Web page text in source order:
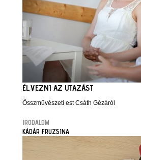
ÉLVEZNI AZ UTAZÁST
Összművészeti est Csáth Gézáról
IRODALOM
KÁDÁR FRUZSINA